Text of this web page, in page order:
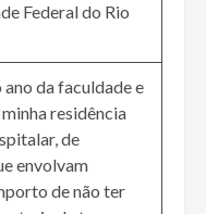
Federal do Rio
da faculdade e
residência
de
envolvam
de não ter